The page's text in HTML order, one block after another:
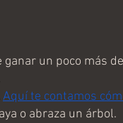
ganar un poco más
Aquí te contamos
o abraza un árbol.